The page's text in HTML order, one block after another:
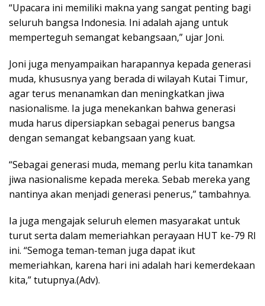
“Upacara ini memiliki makna yang sangat penting bagi
seluruh bangsa Indonesia. Ini adalah ajang untuk
memperteguh semangat kebangsaan,” ujar Joni.
Joni juga menyampaikan harapannya kepada generasi
muda, khususnya yang berada di wilayah Kutai Timur,
agar terus menanamkan dan meningkatkan jiwa
nasionalisme. Ia juga menekankan bahwa generasi
muda harus dipersiapkan sebagai penerus bangsa
dengan semangat kebangsaan yang kuat.
“Sebagai generasi muda, memang perlu kita tanamkan
jiwa nasionalisme kepada mereka. Sebab mereka yang
nantinya akan menjadi generasi penerus,” tambahnya.
Ia juga mengajak seluruh elemen masyarakat untuk
turut serta dalam memeriahkan perayaan HUT ke-79 RI
ini. “Semoga teman-teman juga dapat ikut
memeriahkan, karena hari ini adalah hari kemerdekaan
kita,” tutupnya.(Adv).